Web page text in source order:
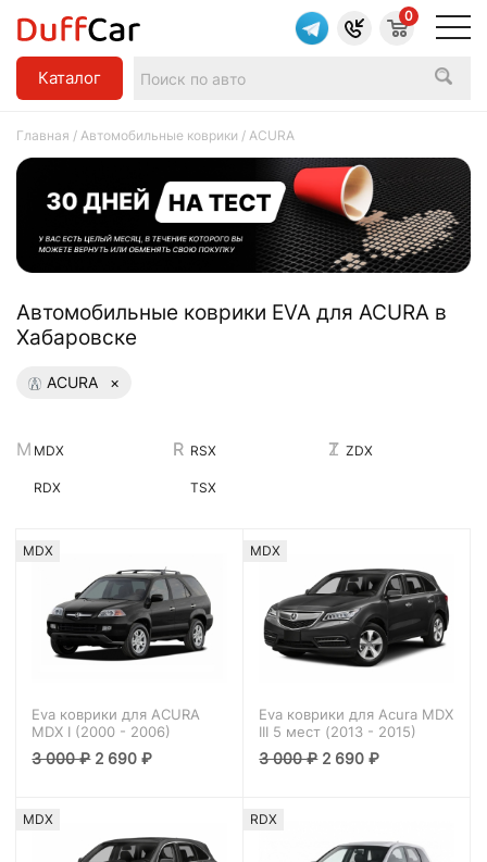
Каталог
0
Главная / Автомобильные коврики / ACURA
Aвтомобильные коврики EVA для ACURA в
Хабаровске
ACURA ×
MDX
RDX
RSX
TSX
ZDX
MDX
Eva коврики для ACURA
MDX I (2000 - 2006)
3 000₽ 2 690₽
MDX
Eva коврики для Acura MDX
III 5 мест (2013 - 2015)
3 000₽ 2 690₽
MDX RDX